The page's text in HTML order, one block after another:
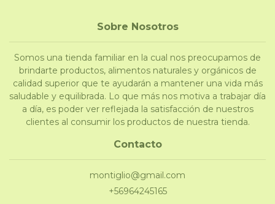
Sobre Nosotros
Somos una tienda familiar en la cual nos preocupamos de
brindarte productos, alimentos naturales y orgánicos de
calidad superior que te ayudarán a mantener una vida más
saludable y equilibrada. Lo que más nos motiva a trabajar día
a día, es poder ver reflejada la satisfacción de nuestros
clientes al consumir los productos de nuestra tienda.
Contacto
montiglio@gmail.com
+56964245165